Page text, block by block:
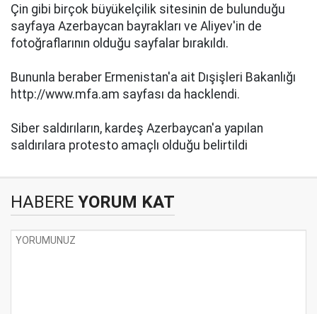
Çin gibi birçok büyükelçilik sitesinin de bulunduğu
sayfaya Azerbaycan bayrakları ve Aliyev'in de
fotoğraflarının olduğu sayfalar bırakıldı.
Bununla beraber Ermenistan'a ait Dışişleri Bakanlığı
http://www.mfa.am sayfası da hacklendi.
Siber saldırıların, kardeş Azerbaycan'a yapılan
saldırılara protesto amaçlı olduğu belirtildi
HABERE YORUM KAT